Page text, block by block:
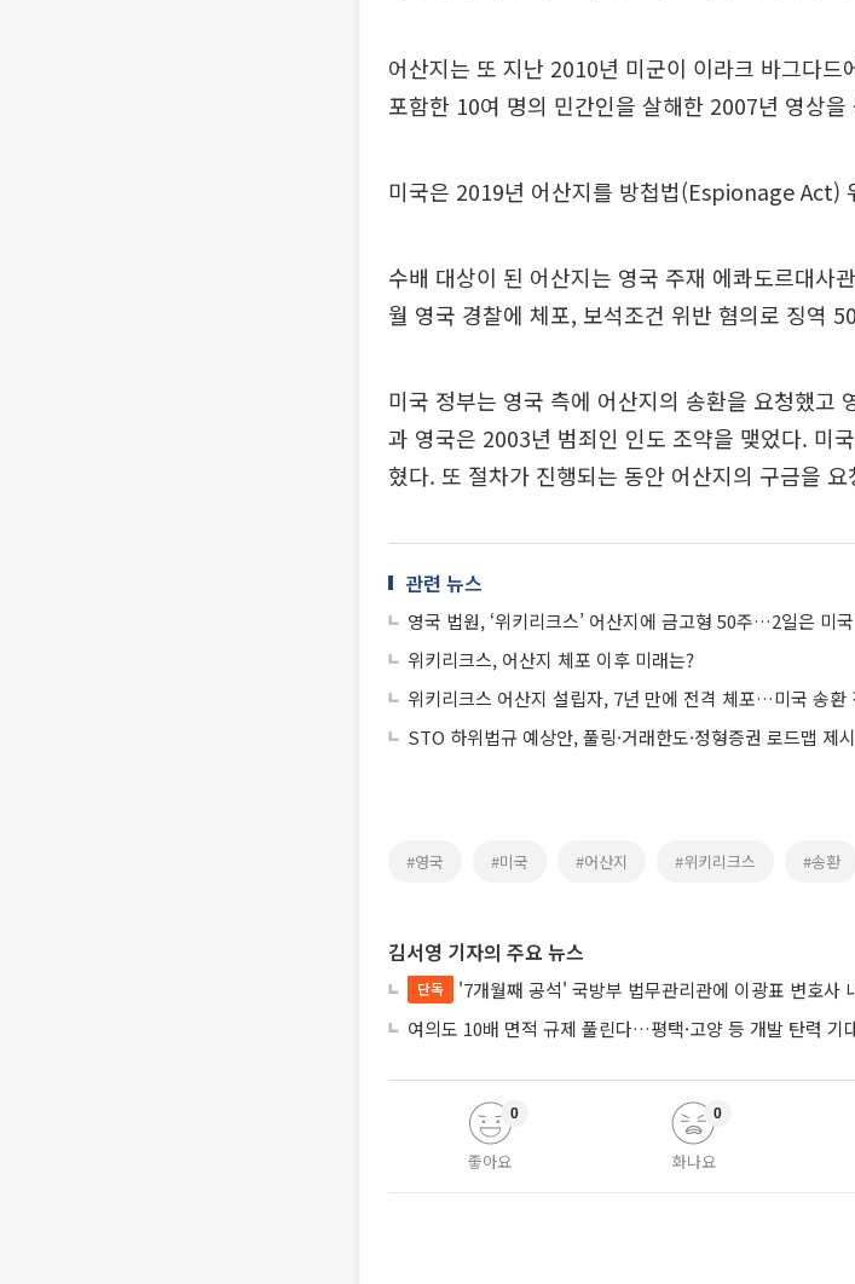
어산지는 또 지난 2010년 미군이 이라크 바그다
포함한 10여 명의 민간인을 살해한 2007년 영상을
미국은 2019년 어산지를 방첩법(Espionage Act)
수배 대상이 된 어산지는 영국 주재 에콰도르대사
월 영국 경찰에 체포, 보석조건 위반 혐의로 징역
미국 정부는 영국 측에 어산지의 송환을 요청했고
과 영국은 2003년 범죄인 인도 조약을 맺었다. 미
혔다. 또 절차가 진행되는 동안 어산지의 구금을 요
관련 뉴스
영국 법원, ‘위키리크스’ 어산지에 금고형 50주…2일은 미
위키리크스, 어산지 체포 이후 미래는?
위키리크스 어산지 설립자, 7년 만에 전격 체포…미국 송환
STO 하위법규 예상안, 풀링·거래한도·정형증권 로드맵 제시
#영국 #미국 #어산지 #위키리크스 #송환
김서영 기자의 주요 뉴스
단독
'7개월째 공석' 국방부 법무관리관에 이광표 변호사
여의도 10배 면적 규제 풀린다…평택·고양 등 개발 탄력 기
좋아요
0
화나요
0